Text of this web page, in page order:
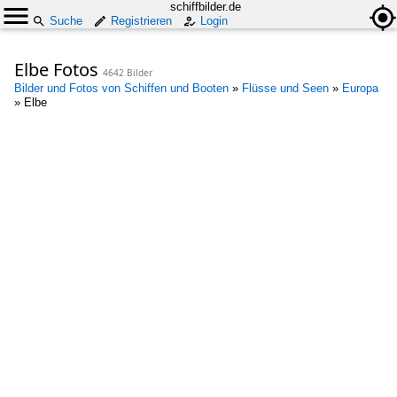
schiffbilder.de
Suche
Registrieren Login
Elbe Fotos 4642 Bilder
Bilder und Fotos von Schiffen und Booten » Flüsse und Seen » Europa
» Elbe